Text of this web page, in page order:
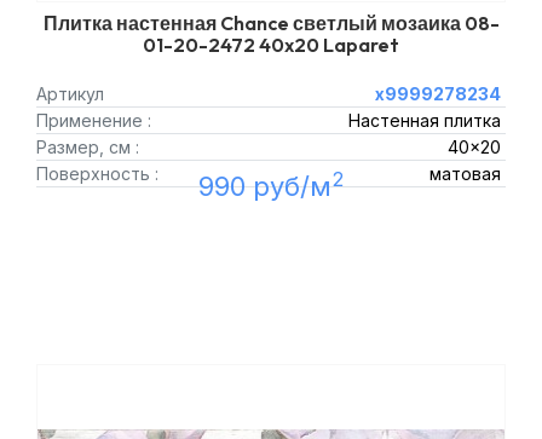
Плитка настенная Chance светлый мозаика 08-
01-20-2472 40x20 Laparet
Артикул
х9999278234
Применение :
Настенная плитка
Размер, см :
40x20
Поверхность :
матовая
990 руб/м2